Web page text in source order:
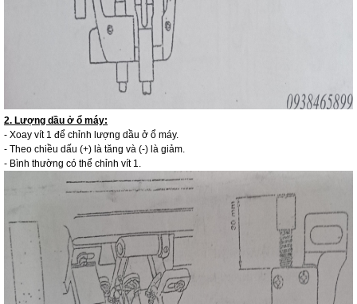
2. Lượng dầu ở ổ máy:
- Xoay vít 1 để chỉnh lượng dầu ở ổ máy.
- Theo chiều dấu (+) là tăng và (-) là giảm.
- Bình thường có thể chỉnh vít 1.